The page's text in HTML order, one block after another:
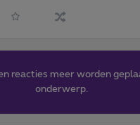
reacties meer worden
onderwerp.